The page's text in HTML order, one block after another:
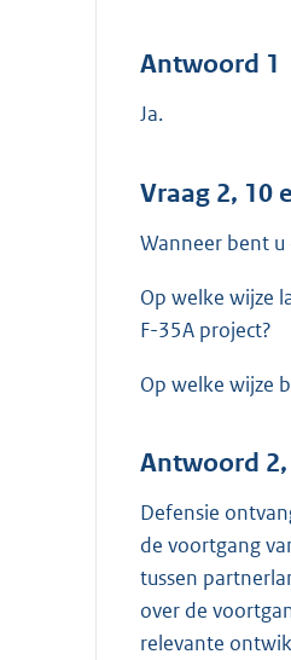
Antwoord 1
Ja.
Vraag 2, 10
Wanneer bent
Op welke wijze
F-35A project?
Op welke wijze
Antwoord 2,
Defensie
de voortgang
tussen
over de
relevante